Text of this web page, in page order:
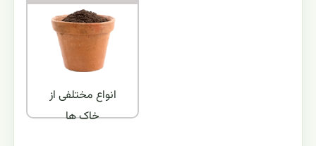
انواع مختلفی از
خاک ها